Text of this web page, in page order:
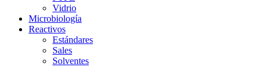
Vidrio
Microbiología
Reactivos
Estándares
Sales
Solventes